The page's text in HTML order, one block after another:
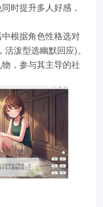
时提升多人好感，
根据角色性格选对
泼型选幽默回应)。
，参与其主导的社